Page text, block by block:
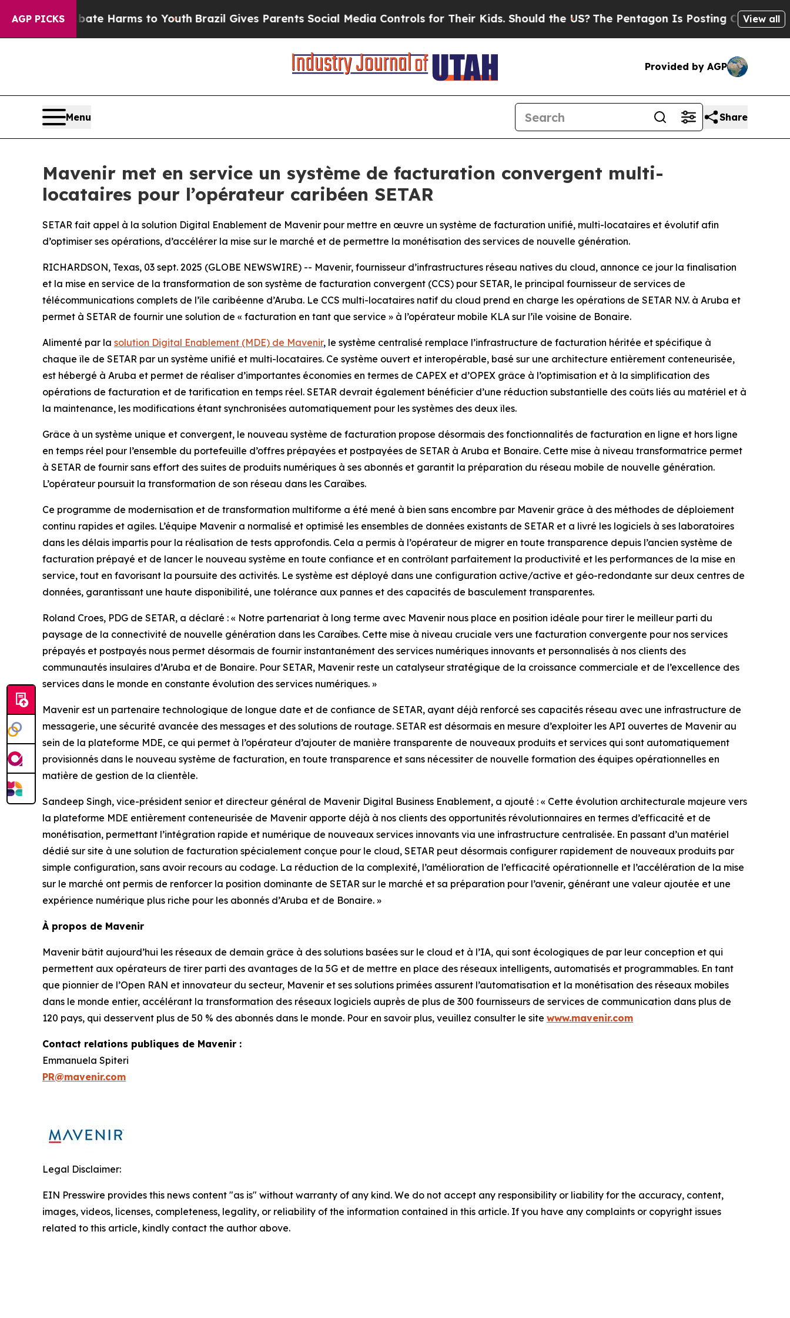
AGP PICKS
to Abate Harms to YouthBrazil Gives Parents Social Media Controls for Their Kids. Should the US? The Pentagon Is Posting Cryptic Biblical
View all
Provided by AGP
Menu Share
Mavenir met en service un système de facturation convergent multi-
locataires pour l’opérateur caribéen SETAR
SETAR fait appel à la solution Digital Enablement de Mavenir pour mettre en œuvre un système de facturation unifié, multi-locataires et évolutif afin
d’optimiser ses opérations, d’accélérer la mise sur le marché et de permettre la monétisation des services de nouvelle génération.
RICHARDSON, Texas, 03 sept. 2025 (GLOBE NEWSWIRE) -- Mavenir, fournisseur d’infrastructures réseau natives du cloud, annonce ce jour la finalisation
et la mise en service de la transformation de son système de facturation convergent (CCS) pour SETAR, le principal fournisseur de services de
télécommunications complets de l’île caribéenne d’Aruba. Le CCS multi-locataires natif du cloud prend en charge les opérations de SETAR N.V. à Aruba et
permet à SETAR de fournir une solution de « facturation en tant que service » à l’opérateur mobile KLA sur l’île voisine de Bonaire.
Alimenté par la solution Digital Enablement (MDE) de Mavenir, le système centralisé remplace l’infrastructure de facturation héritée et spécifique à
chaque île de SETAR par un système unifié et multi-locataires. Ce système ouvert et interopérable, basé sur une architecture entièrement conteneurisée,
est hébergé à Aruba et permet de réaliser d’importantes économies en termes de CAPEX et d’OPEX grâce à l’optimisation et à la simplification des
opérations de facturation et de tarification en temps réel. SETAR devrait également bénéficier d’une réduction substantielle des coûts liés au matériel et à
la maintenance, les modifications étant synchronisées automatiquement pour les systèmes des deux îles.
Grâce à un système unique et convergent, le nouveau système de facturation propose désormais des fonctionnalités de facturation en ligne et hors ligne
en temps réel pour l’ensemble du portefeuille d’offres prépayées et postpayées de SETAR à Aruba et Bonaire. Cette mise à niveau transformatrice permet
à SETAR de fournir sans effort des suites de produits numériques à ses abonnés et garantit la préparation du réseau mobile de nouvelle génération.
L’opérateur poursuit la transformation de son réseau dans les Caraïbes.
Ce programme de modernisation et de transformation multiforme a été mené à bien sans encombre par Mavenir grâce à des méthodes de déploiement
continu rapides et agiles. L’équipe Mavenir a normalisé et optimisé les ensembles de données existants de SETAR et a livré les logiciels à ses laboratoires
dans les délais impartis pour la réalisation de tests approfondis. Cela a permis à l’opérateur de migrer en toute transparence depuis l’ancien système de
facturation prépayé et de lancer le nouveau système en toute confiance et en contrôlant parfaitement la productivité et les performances de la mise en
service, tout en favorisant la poursuite des activités. Le système est déployé dans une configuration active/active et géo-redondante sur deux centres de
données, garantissant une haute disponibilité, une tolérance aux pannes et des capacités de basculement transparentes.
Roland Croes, PDG de SETAR, a déclaré : « Notre partenariat à long terme avec Mavenir nous place en position idéale pour tirer le meilleur parti du
paysage de la connectivité de nouvelle génération dans les Caraïbes. Cette mise à niveau cruciale vers une facturation convergente pour nos services
prépayés et postpayés nous permet désormais de fournir instantanément des services numériques innovants et personnalisés à nos clients des
communautés insulaires d’Aruba et de Bonaire. Pour SETAR, Mavenir reste un catalyseur stratégique de la croissance commerciale et de l’excellence des
services dans le monde en constante évolution des services numériques. »
Mavenir est un partenaire technologique de longue date et de confiance de SETAR, ayant déjà renforcé ses capacités réseau avec une infrastructure de
messagerie, une sécurité avancée des messages et des solutions de routage. SETAR est désormais en mesure d’exploiter les API ouvertes de Mavenir au
sein de la plateforme MDE, ce qui permet à l’opérateur d’ajouter de manière transparente de nouveaux produits et services qui sont automatiquement
provisionnés dans le nouveau système de facturation, en toute transparence et sans nécessiter de nouvelle formation des équipes opérationnelles en
matière de gestion de la clientèle.
Sandeep Singh, vice-président senior et directeur général de Mavenir Digital Business Enablement, a ajouté : « Cette évolution architecturale majeure vers
la plateforme MDE entièrement conteneurisée de Mavenir apporte déjà à nos clients des opportunités révolutionnaires en termes d’efficacité et de
monétisation, permettant l’intégration rapide et numérique de nouveaux services innovants via une infrastructure centralisée. En passant d’un matériel
dédié sur site à une solution de facturation spécialement conçue pour le cloud, SETAR peut désormais configurer rapidement de nouveaux produits par
simple configuration, sans avoir recours au codage. La réduction de la complexité, l’amélioration de l’efficacité opérationnelle et l’accélération de la mise
sur le marché ont permis de renforcer la position dominante de SETAR sur le marché et sa préparation pour l’avenir, générant une valeur ajoutée et une
expérience numérique plus riche pour les abonnés d’Aruba et de Bonaire. »
À propos de Mavenir
Mavenir bâtit aujourd’hui les réseaux de demain grâce à des solutions basées sur le cloud et à l’IA, qui sont écologiques de par leur conception et qui
permettent aux opérateurs de tirer parti des avantages de la 5G et de mettre en place des réseaux intelligents, automatisés et programmables. En tant
que pionnier de l’Open RAN et innovateur du secteur, Mavenir et ses solutions primées assurent l’automatisation et la monétisation des réseaux mobiles
dans le monde entier, accélérant la transformation des réseaux logiciels auprès de plus de 300 fournisseurs de services de communication dans plus de
120 pays, qui desservent plus de 50 % des abonnés dans le monde. Pour en savoir plus, veuillez consulter le site www.mavenir.com
Contact relations publiques de Mavenir :
Emmanuela Spiteri
PR@mavenir.com
Legal Disclaimer:
EIN Presswire provides this news content "as is" without warranty of any kind. We do not accept any responsibility or liability for the accuracy, content,
images, videos, licenses, completeness, legality, or reliability of the information contained in this article. If you have any complaints or copyright issues
related to this article, kindly contact the author above.